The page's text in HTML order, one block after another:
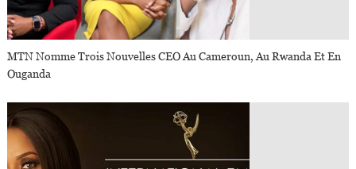
MTN Nomme Trois Nouvelles CEO Au Cameroun, Au Rwanda Et En
Ouganda